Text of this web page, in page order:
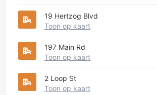
19 Hertzog Blvd
Toon op kaart
197 Main Rd
Toon op kaart
2 Loop St
Toon op kaart